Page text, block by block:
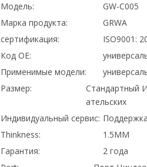
Модель:
GW-C005
Марка продукта:
GRWA
сертификация:
ISO9001:
Код OE:
Применимые модели:
Размер:
Стандартный
ательских
Индивидуальный сервис:
Thinkness:
1.5MM
Гарантия:
2 года